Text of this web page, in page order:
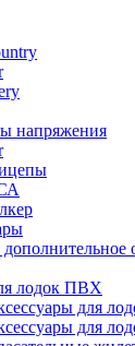
напряжения
лодок ПВХ
для
для